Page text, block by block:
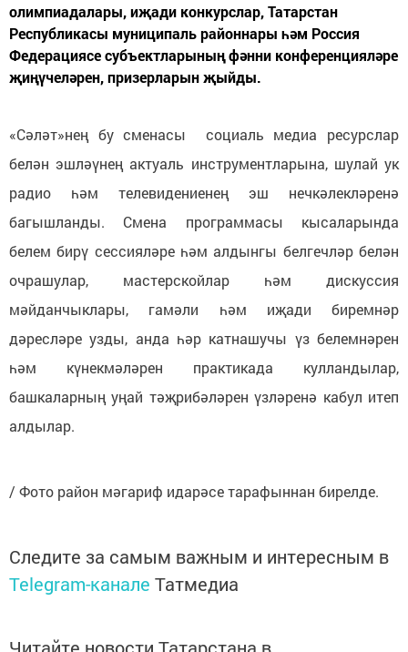
олимпиадалары, иҗади конкурслар, Татарстан
Республикасы муниципаль районнары һәм Россия
Федерациясе субъектларының фәнни конференцияләре
җиңүчеләрен, призерларын җыйды.
«Сәләт»нең бу сменасы социаль медиа ресурслар
белән эшләүнең актуаль инструментларына, шулай ук
радио һәм телевидениенең эш нечкәлекләренә
багышланды. Смена программасы кысаларында
белем бирү сессияләре һәм алдынгы белгечләр белән
очрашулар, мастерскойлар һәм дискуссия
мәйданчыклары, гамәли һәм иҗади биремнәр
дәресләре узды, анда һәр катнашучы үз белемнәрен
һәм күнекмәләрен практикада кулландылар,
башкаларның уңай тәҗрибәләрен үзләренә кабул итеп
алдылар.
/ Фото район мәгариф идарәсе тарафыннан бирелде.
Следите за самым важным и интересным в
Telegram-канале Татмедиа
Читайте новости Татарстана в